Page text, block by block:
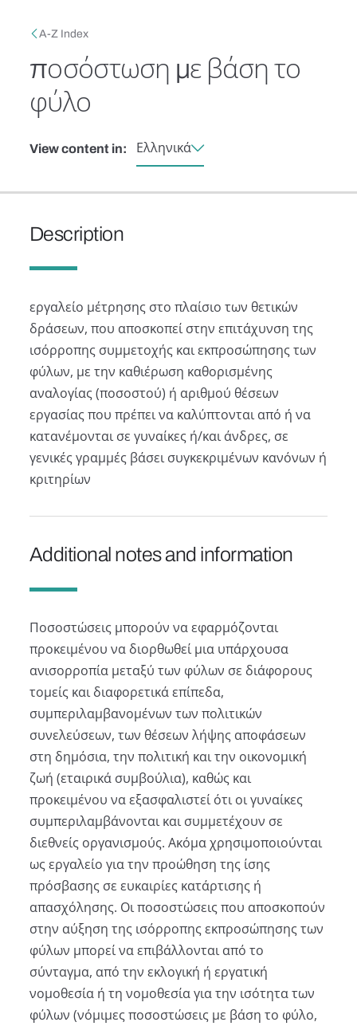
Breadcrumb
A-Z Index
ποσόστωση με βάση το
φύλο
View content in: Ελληνικά
Description
εργαλείο μέτρησης στο πλαίσιο των θετικών
δράσεων, που αποσκοπεί στην επιτάχυνση της
ισόρροπης συμμετοχής και εκπροσώπησης των
φύλων, με την καθιέρωση καθορισμένης
αναλογίας (ποσοστού) ή αριθμού θέσεων
εργασίας που πρέπει να καλύπτονται από ή να
κατανέμονται σε γυναίκες ή/και άνδρες, σε
γενικές γραμμές βάσει συγκεκριμένων κανόνων ή
κριτηρίων
Additional notes and information
Ποσοστώσεις μπορούν να εφαρμόζονται
προκειμένου να διορθωθεί μια υπάρχουσα
ανισορροπία μεταξύ των φύλων σε διάφορους
τομείς και διαφορετικά επίπεδα,
συμπεριλαμβανομένων των πολιτικών
συνελεύσεων, των θέσεων λήψης αποφάσεων
στη δημόσια, την πολιτική και την οικονομική
ζωή (εταιρικά συμβούλια), καθώς και
προκειμένου να εξασφαλιστεί ότι οι γυναίκες
συμπεριλαμβάνονται και συμμετέχουν σε
διεθνείς οργανισμούς. Ακόμα χρησιμοποιούνται
ως εργαλείο για την προώθηση της ίσης
πρόσβασης σε ευκαιρίες κατάρτισης ή
απασχόλησης. Οι ποσοστώσεις που αποσκοπούν
στην αύξηση της ισόρροπης εκπροσώπησης των
φύλων μπορεί να επιβάλλονται από το
σύνταγμα, από την εκλογική ή εργατική
νομοθεσία ή τη νομοθεσία για την ισότητα των
φύλων (νόμιμες ποσοστώσεις με βάση το φύλο,